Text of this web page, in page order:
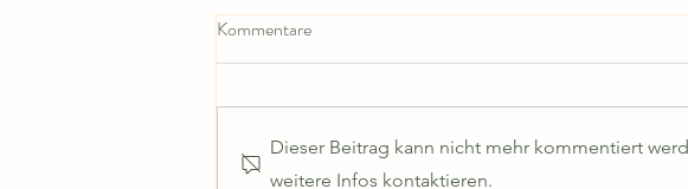
Kommentare
Dieser Beitrag kann nicht mehr kommentiert
weitere Infos kontaktieren.